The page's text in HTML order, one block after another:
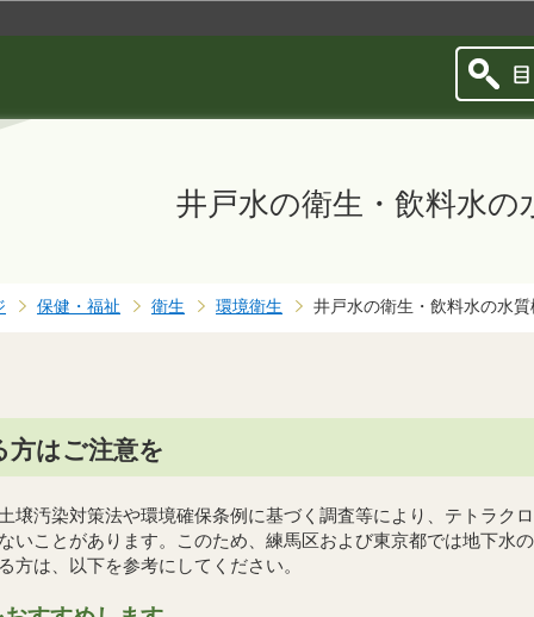
井戸水の衛生・飲料水の
保健・福祉 衛生 環境衛生 井戸水の衛生・飲料水の水質
方はご注意を
汚染対策法や環境確保条例に基づく調査等により、テトラク
いことがあります。このため、練馬区および東京都では地下水
は、以下を参考にしてください。